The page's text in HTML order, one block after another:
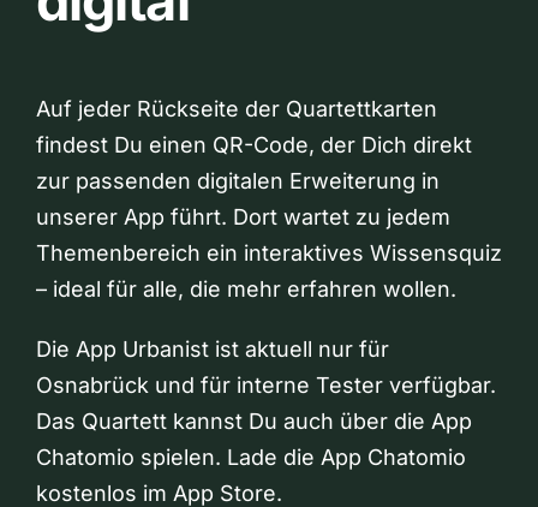
Auf jeder Rückseite der Quartettkarten
findest Du einen QR-Code, der Dich direkt
zur passenden digitalen Erweiterung in
unserer App führt. Dort wartet zu jedem
Themenbereich ein interaktives Wissensquiz
– ideal für alle, die mehr erfahren wollen.
Die App Urbanist ist aktuell nur für
Osnabrück und für interne Tester verfügbar.
Das Quartett kannst Du auch über die App
Chatomio spielen. Lade die App Chatomio
kostenlos im App Store.